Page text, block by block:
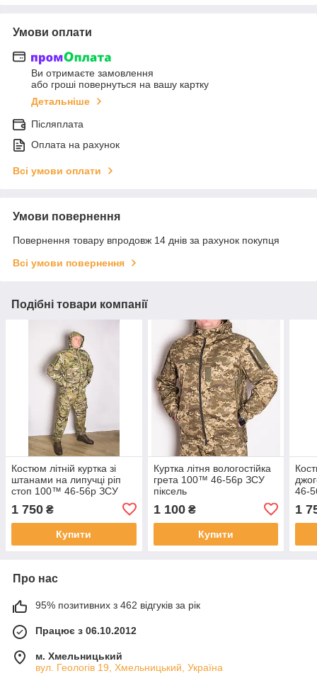
Умови оплати
Ви отримаєте замовлення
або гроші повернуться на вашу картку
Детальніше
Післяплата
Оплата на рахунок
Всі умови оплати
Умови повернення
Повернення товару впродовж 14 днів за рахунок покупця
Всі умови повернення
Подібні товари компанії
Костюм літній куртка зі
штанами на липучці ріп
стоп 100™ 46-56р ЗСУ
1 750 ₴
Купити
Куртка літня вологостійка
грета 100™ 46-56р ЗСУ
піксель
1 100₴
Купити
46-
1
Про нас
95% позитивних з 462 відгуків за рік
Працює з 06.10.2012
м. Хмельницький
вул. Геологів 19, Хмельницький, Україна